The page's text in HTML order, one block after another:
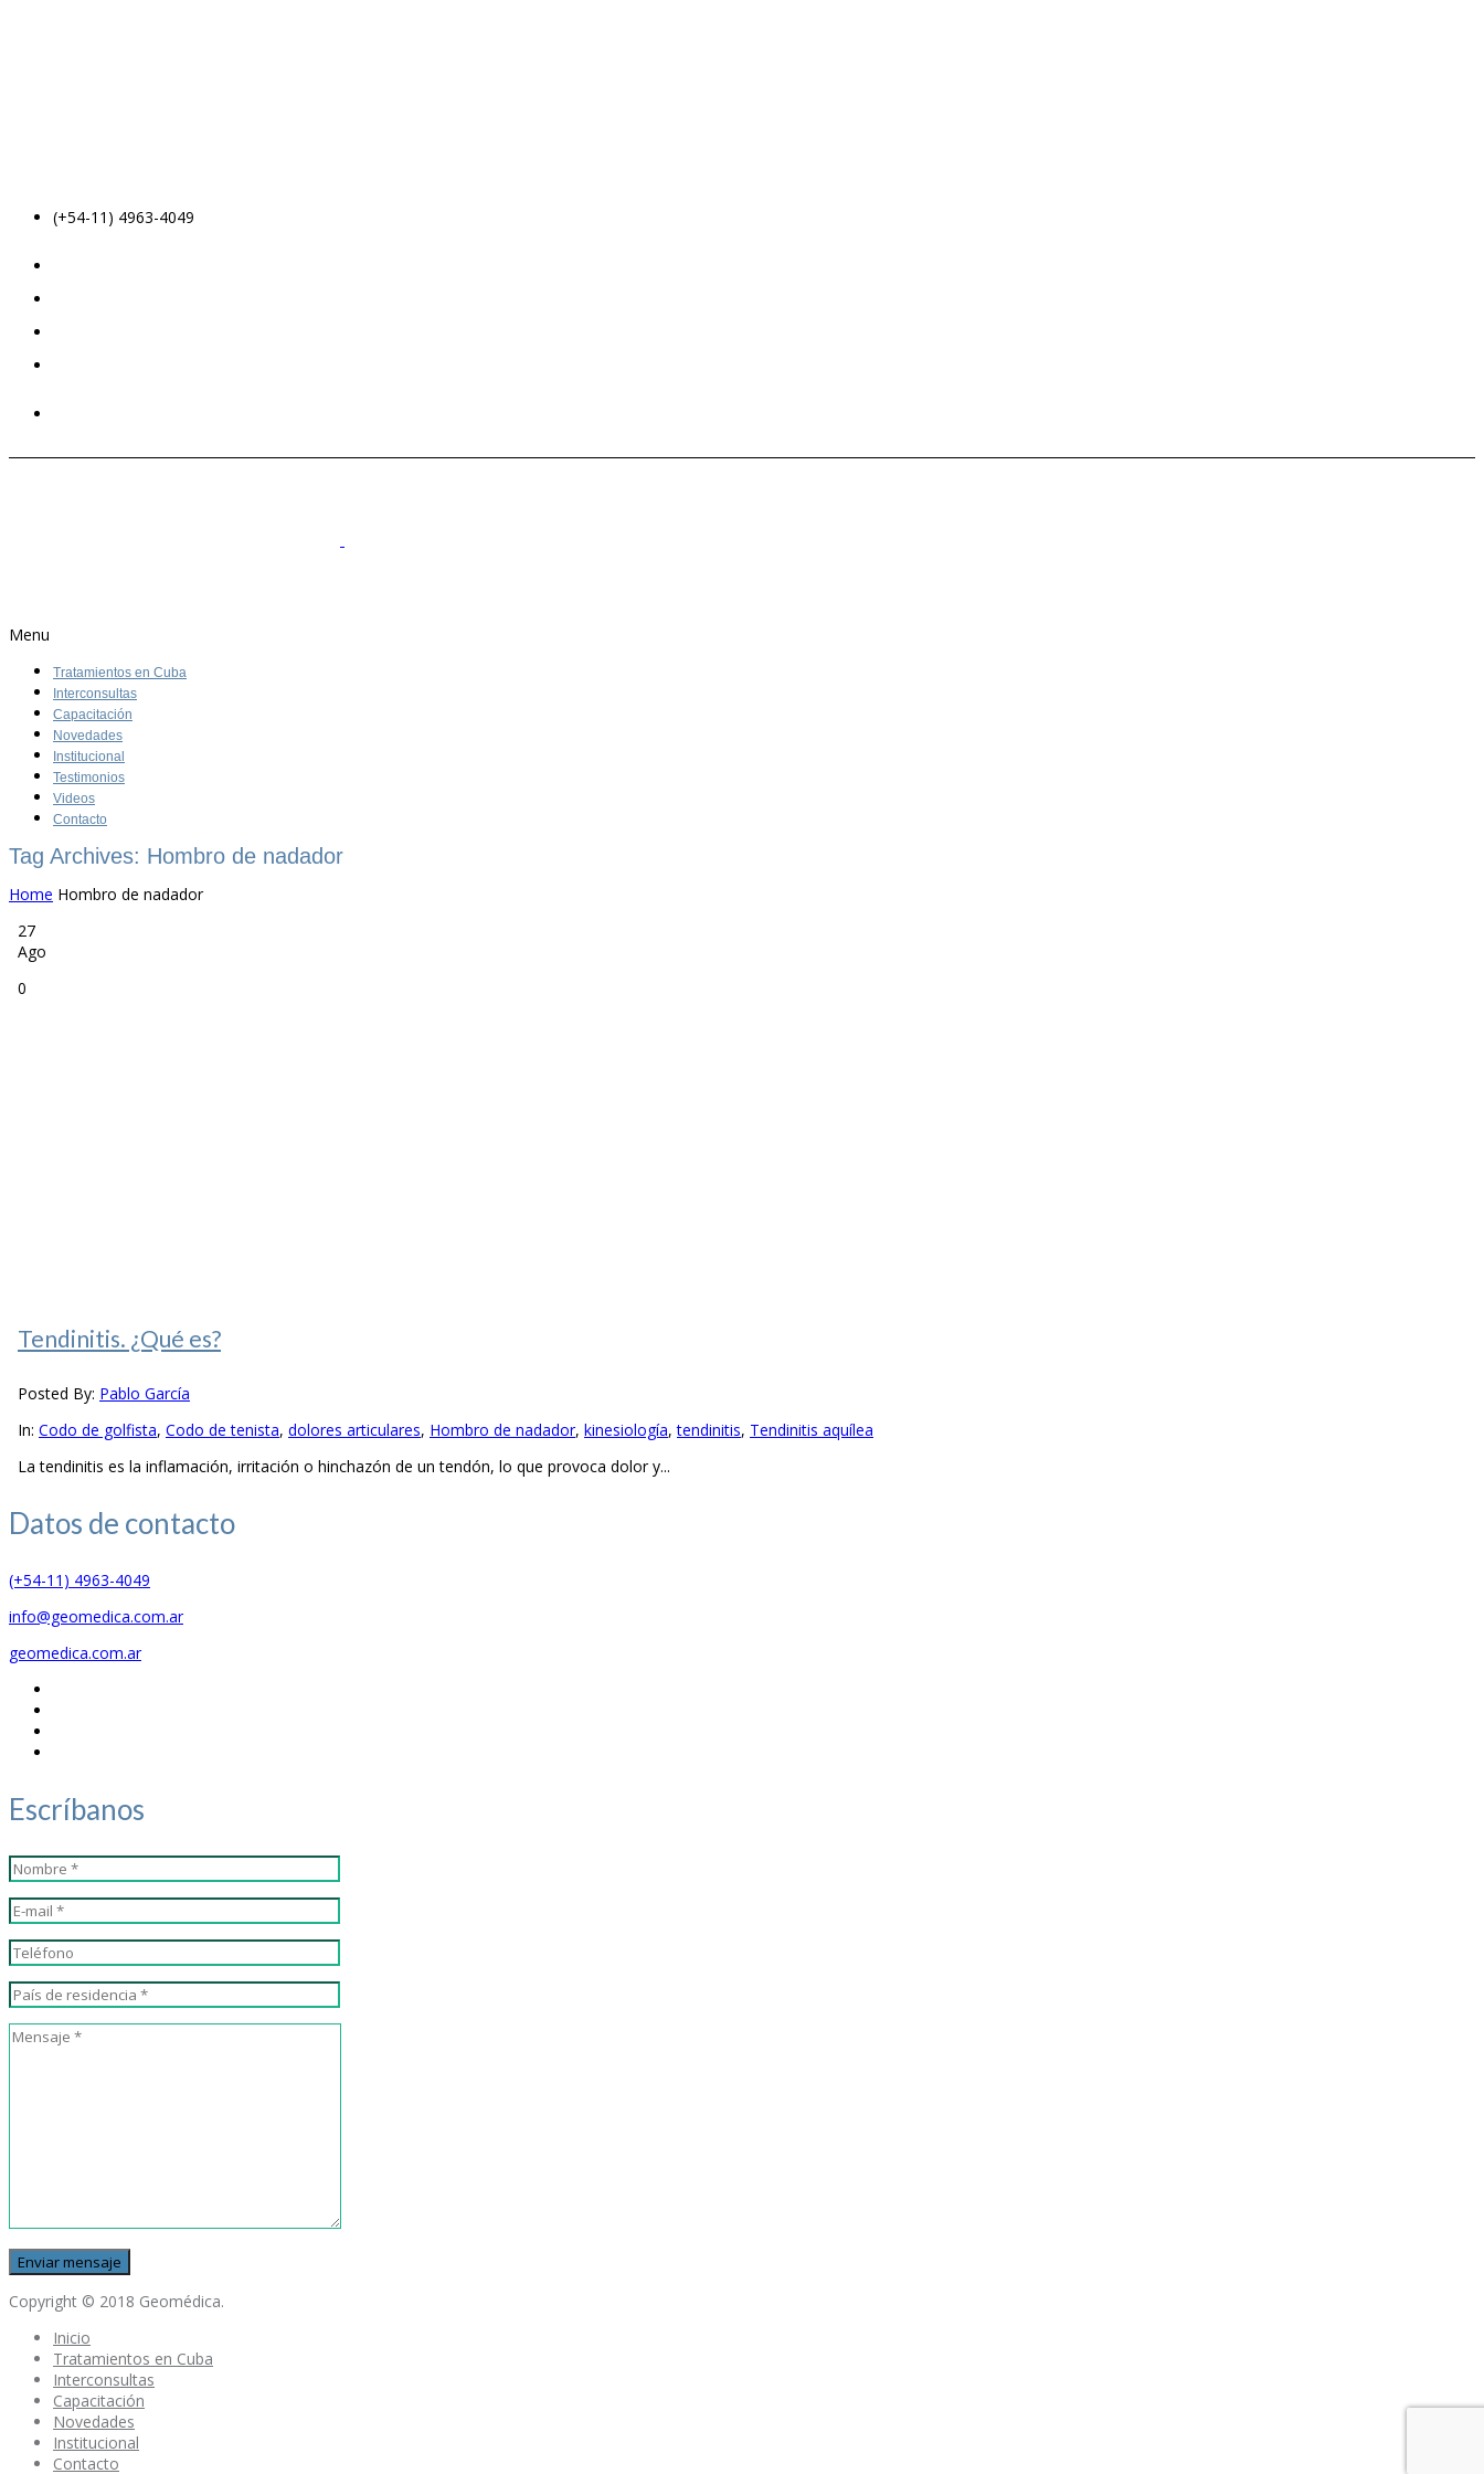
(+54-11) 4963-4049
Menu
Tratamientos en Cuba
Interconsultas
Capacitación
Novedades
Institucional
Testimonios
Videos
Contacto
Tag Archives: Hombro de nadador
Home Hombro de nadador
27
Ago
0
Tendinitis. ¿Qué es?
Posted By: Pablo García
In: Codo de golfista, Codo de tenista, dolores articulares, Hombro de nadador, kinesiología,tendinitis, Tendinitis aquílea
La tendinitis es la inflamación, irritación o hinchazón de un tendón, lo que provoca dolor y...
Datos de contacto
(+54-11) 4963-4049
info@geomedica.com.ar
geomedica.com.ar
Escríbanos
Copyright © 2018 Geomédica.
Inicio
Tratamientos en Cuba
Interconsultas
Capacitación
Novedades
Institucional
Contacto